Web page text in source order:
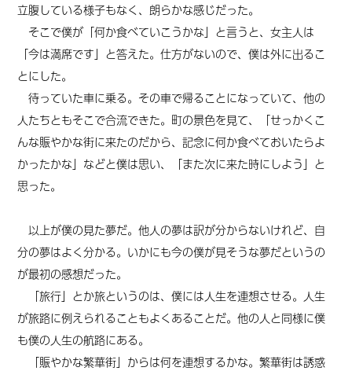
立腹している様子もなく、朗らかな感じだった。
そこで僕が「何か食べていこうかな」と言うと、女主人は
「今は満席です」と答えた。仕方がないので、僕は外に出るこ
とにした。
待っていた車に乗る。その車で帰ることになっていて、他の
人たちともそこで合流できた。町の景色を見て、「せっかくこ
んな賑やかな街に来たのだから、記念に何か食べておいたらよ
かったかな」などと僕は思い、「また次に来た時にしよう」と
思った。
以上が僕の見た夢だ。他人の夢は訳が分からないけれど、自
分の夢はよく分かる。いかにも今の僕が見そうな夢だというの
が最初の感想だった。
「旅行」とか旅というのは、僕には人生を連想させる。人生
が旅路に例えられることもよくあることだ。他の人と同様に僕
も僕の人生の航路にある。
「賑やかな繁華街」からは何を連想するかな。繁華街は誘惑